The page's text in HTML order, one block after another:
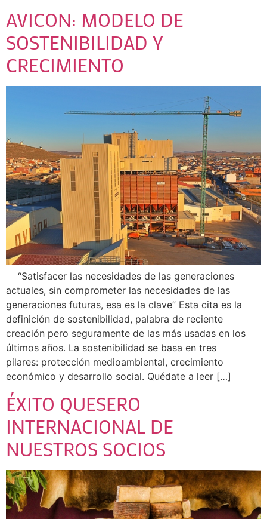
AVICON: MODELO DE
SOSTENIBILIDAD Y
CRECIMIENTO
“Satisfacer las necesidades de las generaciones
actuales, sin comprometer las necesidades de las
generaciones futuras, esa es la clave” Esta cita es la
definición de sostenibilidad, palabra de reciente
creación pero seguramente de las más usadas en los
últimos años. La sostenibilidad se basa en tres
pilares: protección medioambiental, crecimiento
económico y desarrollo social. Quédate a leer […]
ÉXITO QUESERO
INTERNACIONAL DE
NUESTROS SOCIOS